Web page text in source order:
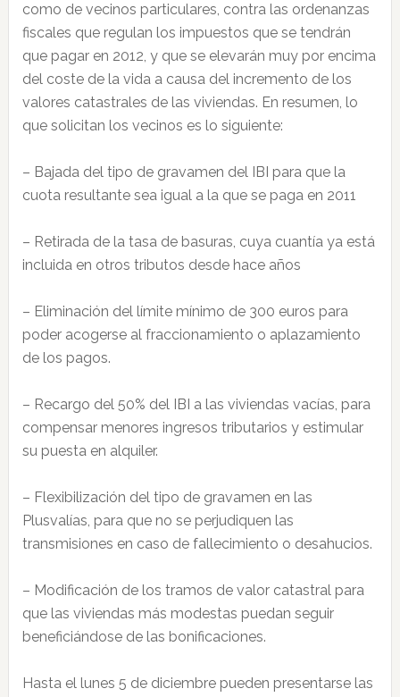
como de vecinos particulares, contra las ordenanzas
fiscales que regulan los impuestos que se tendrán
que pagar en 2012, y que se elevarán muy por encima
del coste de la vida a causa del incremento de los
valores catastrales de las viviendas. En resumen, lo
que solicitan los vecinos es lo siguiente:
– Bajada del tipo de gravamen del IBI para que la
cuota resultante sea igual a la que se paga en 2011
– Retirada de la tasa de basuras, cuya cuantía ya está
incluida en otros tributos desde hace años
– Eliminación del límite mínimo de 300 euros para
poder acogerse al fraccionamiento o aplazamiento
de los pagos.
– Recargo del 50% del IBI a las viviendas vacías, para
compensar menores ingresos tributarios y estimular
su puesta en alquiler.
– Flexibilización del tipo de gravamen en las
Plusvalías, para que no se perjudiquen las
transmisiones en caso de fallecimiento o desahucios.
– Modificación de los tramos de valor catastral para
que las viviendas más modestas puedan seguir
beneficiándose de las bonificaciones.
Hasta el lunes 5 de diciembre pueden presentarse las